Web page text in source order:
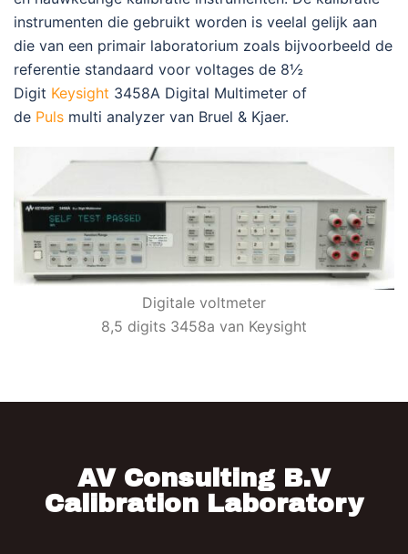
instrumenten die gebruikt worden is veelal gelijk aan
die van een primair laboratorium zoals bijvoorbeeld de
referentie standaard voor voltages de 8½
Digit Keysight 3458A Digital Multimeter of
de Puls multi analyzer van Bruel & Kjaer.
Digitale voltmeter
8,5 digits 3458a van Keysight
AV Consulting B.V
Calibration Laboratory